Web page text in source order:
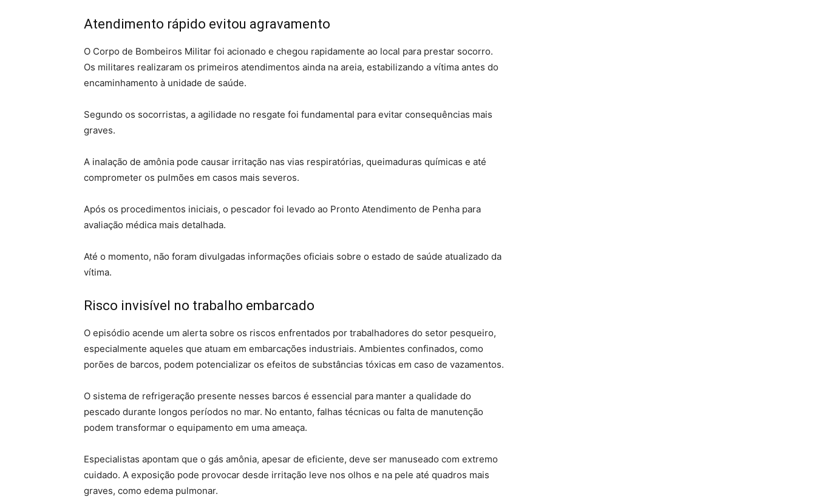
Atendimento rápido evitou agravamento
O Corpo de Bombeiros Militar foi acionado e chegou rapidamente ao local para prestar socorro.
Os militares realizaram os primeiros atendimentos ainda na areia, estabilizando a vítima antes do
encaminhamento à unidade de saúde.
Segundo os socorristas, a agilidade no resgate foi fundamental para evitar consequências mais
graves.
A inalação de amônia pode causar irritação nas vias respiratórias, queimaduras químicas e até
comprometer os pulmões em casos mais severos.
Após os procedimentos iniciais, o pescador foi levado ao Pronto Atendimento de Penha para
avaliação médica mais detalhada.
Até o momento, não foram divulgadas informações oficiais sobre o estado de saúde atualizado da
vítima.
Risco invisível no trabalho embarcado
O episódio acende um alerta sobre os riscos enfrentados por trabalhadores do setor pesqueiro,
especialmente aqueles que atuam em embarcações industriais. Ambientes confinados, como
porões de barcos, podem potencializar os efeitos de substâncias tóxicas em caso de vazamentos.
O sistema de refrigeração presente nesses barcos é essencial para manter a qualidade do
pescado durante longos períodos no mar. No entanto, falhas técnicas ou falta de manutenção
podem transformar o equipamento em uma ameaça.
Especialistas apontam que o gás amônia, apesar de eficiente, deve ser manuseado com extremo
cuidado. A exposição pode provocar desde irritação leve nos olhos e na pele até quadros mais
graves, como edema pulmonar.